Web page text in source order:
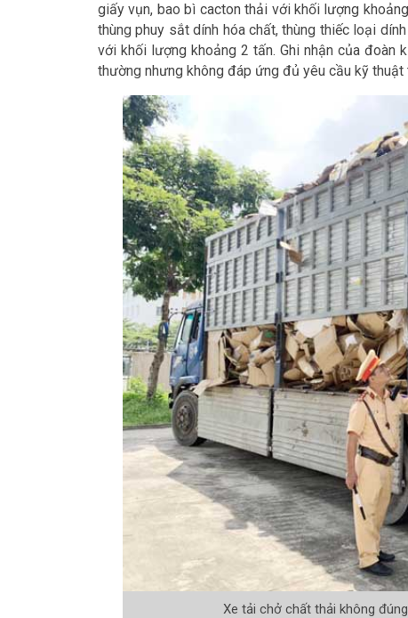
giấy vụn, bao bì cacton thải với khối lượng
thùng phuy sắt dính hóa chất, thùng thiếc loại
với khối lượng khoảng 2 tấn. Ghi nhận của đoàn
thường nhưng không đáp ứng đủ yêu cầu kỹ
Xe tải chở chất thải không